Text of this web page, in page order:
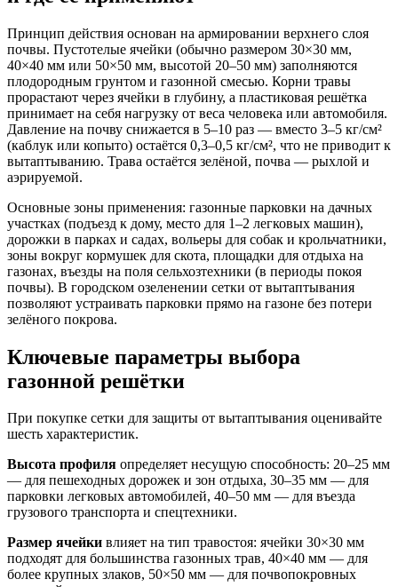
Принцип действия основан на армировании верхнего слоя
почвы. Пустотелые ячейки (обычно размером 30×30 мм,
40×40 мм или 50×50 мм, высотой 20–50 мм) заполняются
плодородным грунтом и газонной смесью. Корни травы
прорастают через ячейки в глубину, а пластиковая решётка
принимает на себя нагрузку от веса человека или автомобиля.
Давление на почву снижается в 5–10 раз — вместо 3–5 кг/см²
(каблук или копыто) остаётся 0,3–0,5 кг/см², что не приводит к
вытаптыванию. Трава остаётся зелёной, почва — рыхлой и
аэрируемой.
Основные зоны применения: газонные парковки на дачных
участках (подъезд к дому, место для 1–2 легковых машин),
дорожки в парках и садах, вольеры для собак и крольчатники,
зоны вокруг кормушек для скота, площадки для отдыха на
газонах, въезды на поля сельхозтехники (в периоды покоя
почвы). В городском озеленении сетки от вытаптывания
позволяют устраивать парковки прямо на газоне без потери
зелёного покрова.
Ключевые параметры выбора
газонной решётки
При покупке сетки для защиты от вытаптывания оценивайте
шесть характеристик.
Высота профиля определяет несущую способность: 20–25 мм
— для пешеходных дорожек и зон отдыха, 30–35 мм — для
парковки легковых автомобилей, 40–50 мм — для въезда
грузового транспорта и спецтехники.
Размер ячейки влияет на тип травостоя: ячейки 30×30 мм
подходят для большинства газонных трав, 40×40 мм — для
более крупных злаков, 50×50 мм — для почвопокровных